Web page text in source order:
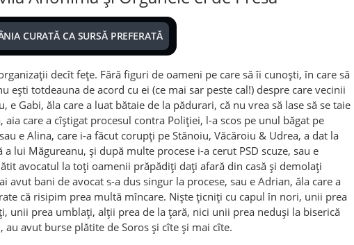
CURATĂ CA SURSĂ PREFERATĂ
decît fețe. Fără figuri de oameni pe care să îi cunoști, în care să
ești totdeauna de acord cu ei (ce mai sar peste cal!) despre care vecinii
e Gabi, ăla care a luat bătaie de la pădurari, că nu vrea să lase să se taie
aia care a cîștigat procesul contra Poliției, l-a scos pe unul băgat pe
e Alina, care i-a făcut corupți pe Stănoiu, Văcăroiu & Udrea, a dat la
a lui Măgureanu, și după multe procese i-a cerut PSD scuze, sau e
avocatul la toți oamenii prăpădiți dați afară din casă și demolați
avut bani de avocat s-a dus singur la procese, sau e Adrian, ăla care a
că risipim prea multă mîncare. Niște țicniți cu capul în nori, unii prea
unii prea umblați, alții prea de la țară, nici unii prea neduși la biserică
au avut burse plătite de Soros și cîte și mai cîte.